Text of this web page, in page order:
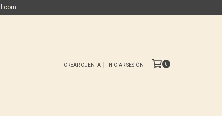
CREAR CUENTA INICIAR SESIÓN 0